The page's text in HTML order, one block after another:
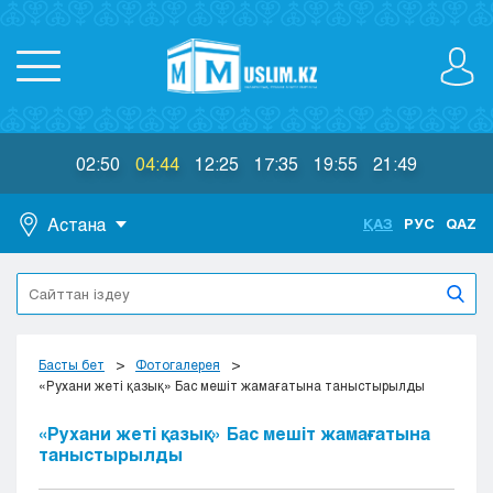
02:50 04:44 12:25 17:35 19:55 21:49
Астана
Астана
Алматы
Атырау
Караганда
Кокшетау
Костанай
ҚАЗ РУС QAZ
Басты бет
Фотогалерея
«Рухани жеті қазық» Бас мешіт жамағатына таныстырылды
«Рухани жеті қазық» Бас мешіт жамағатына
таныстырылды